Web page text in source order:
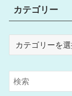
カテゴリー
リ
ー